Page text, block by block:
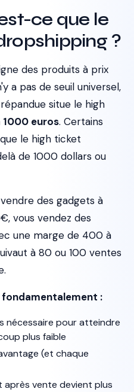
ce que le
?
des produits à prix
a pas de seuil universel,
situe le high
1000 euros. Certains
le high ticket
de 1000 dollars ou
des gadgets à
vous vendez des
une marge de 400 à
à 80 ou 100 ventes
fondamentalement :
nécessaire pour atteindre
plus faible
(et chaque
vente devient plus